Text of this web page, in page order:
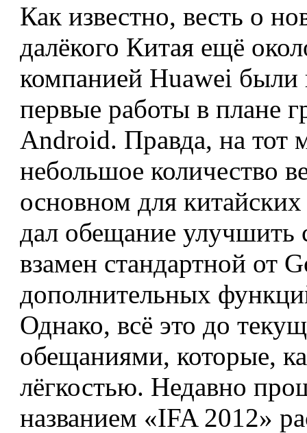
Как известно, весть о
далёкого Китая ещё
компанией Huawei были
первые работы в плане
Android. Правда, на тот
небольшое количество
основном для
дал обещание улучшить
взамен стандартной от
дополнительных
Однако, всё это до
обещаниями, которые,
лёгкостью. Недавно
названием «IFA 2012»